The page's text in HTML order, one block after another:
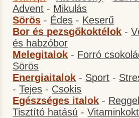
Advent - Mikulás
Sörös - Édes - Keserű
Bor és pezsgőkoktélok -
és habzóbor
Melegitalok - Forró
Sörös
Energiaitalok - Sport -
-Tejes - Csokis
Egészséges italok -
Tisztító hatású -